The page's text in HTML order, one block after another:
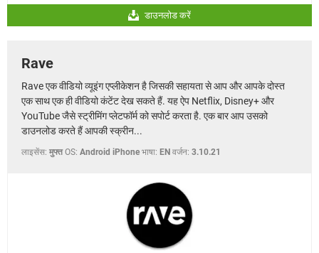
डाउनलोड करें
Rave
Rave एक वीडियो व्यूइंग एप्लीकेशन है जिसकी सहायता से आप और आपके दोस्त
एक साथ एक ही वीडियो कंटेंट देख सकते हैं. यह ऐप Netflix, Disney+ और
YouTube जैसे स्ट्रीमिंग प्लेटफॉर्म को सपोर्ट करता है. एक बार आप उसको
डाउनलोड करते हैं आपकी स्क्रीन...
लाइसेंस: मुफ्त OS: Android iPhone भाषा: EN वर्जन: 3.10.21